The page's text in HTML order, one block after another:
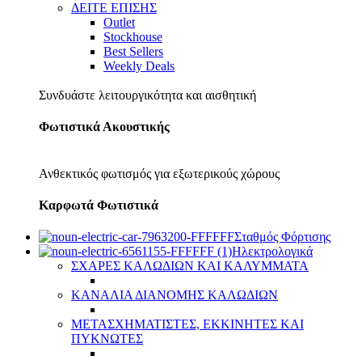
ΔΕΙΤΕ ΕΠΙΣΗΣ
Outlet
Stockhouse
Best Sellers
Weekly Deals
Συνδυάστε λειτουργικότητα και αισθητική
Φωτιστικά Ακουστικής
Ανθεκτικός φωτισμός για εξωτερικούς χώρους
Καρφωτά Φωτιστικά
Σταθμός Φόρτισης
Ηλεκτρολογικά
ΣΧΑΡΕΣ ΚΑΛΩΔΙΩΝ ΚΑΙ ΚΑΛΥΜΜΑΤΑ
ΚΑΝΑΛΙΑ ΔΙΑΝΟΜΗΣ ΚΑΛΩΔΙΩΝ
ΜΕΤΑΣΧΗΜΑΤΙΣΤΕΣ, ΕΚΚΙΝΗΤΕΣ ΚΑΙ
ΠΥΚΝΩΤΕΣ